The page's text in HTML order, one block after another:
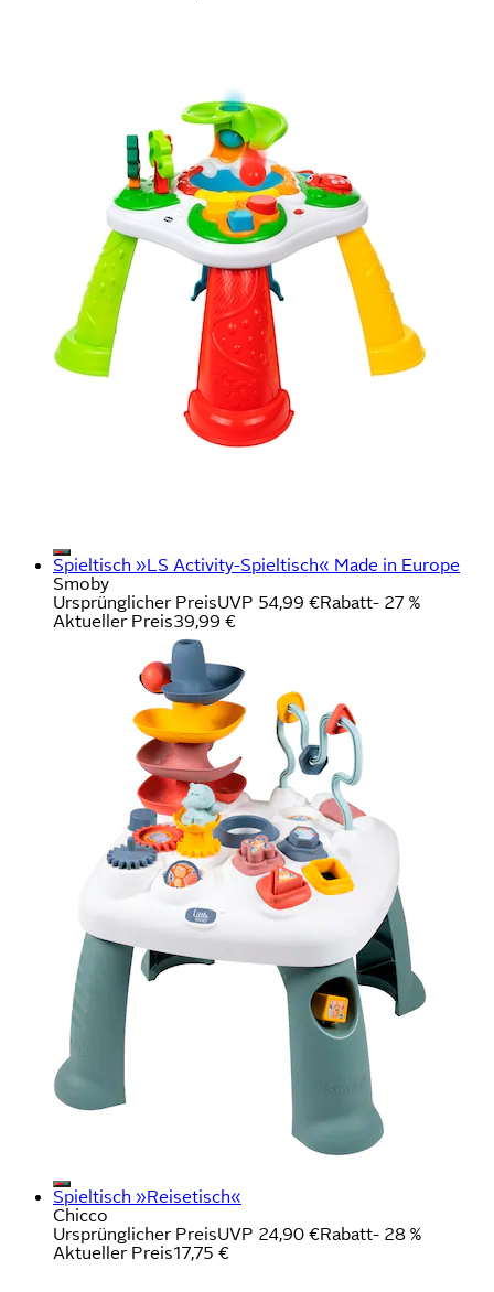
Spieltisch »LS Activity-Spieltisch« Made in Europe
Smoby
Ursprünglicher PreisUVP 54,99 €Rabatt- 27 %
Aktueller Preis39,99 €
Spieltisch »Reisetisch«
Chicco
Ursprünglicher PreisUVP 24,90 €Rabatt- 28 %
Aktueller Preis17,75 €